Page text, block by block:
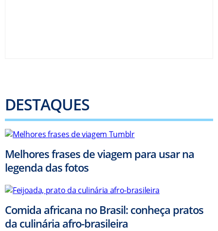
DESTAQUES
Melhores frases de viagem para usar na
legenda das fotos
Comida africana no Brasil: conheça pratos
da culinária afro-brasileira